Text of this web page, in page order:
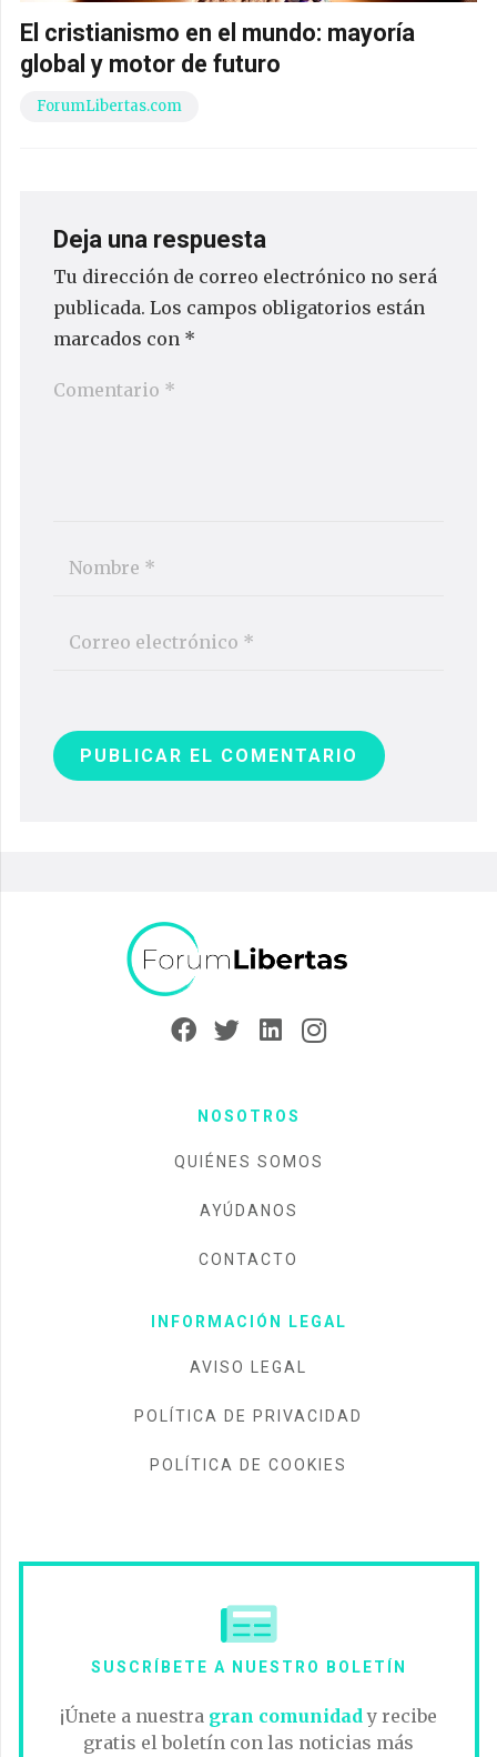
El cristianismo en el mundo: mayoría
global y motor de futuro
ForumLibertas.com
Deja una respuesta
Tu dirección de correo electrónico no será
publicada. Los campos obligatorios están
marcados con *
PUBLICAR EL COMENTARIO
NOSOTROS
QUIÉNES SOMOS
AYÚDANOS
CONTACTO
INFORMACIÓN LEGAL
AVISO LEGAL
POLÍTICA DE PRIVACIDAD
POLÍTICA DE COOKIES
SUSCRÍBETE A NUESTRO BOLETÍN
¡Únete a nuestra gran comunidady recibe
gratis el boletín con las noticias más